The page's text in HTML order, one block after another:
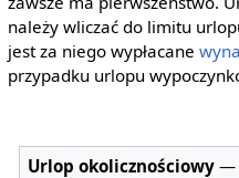
należy wliczać do limitu
jest za niego wypłacane
przypadku urlopu
Urlop okolicznościowy